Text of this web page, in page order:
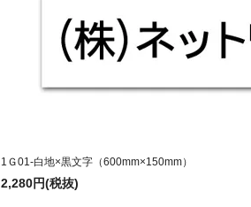
1Ｇ01-白地×黒文字（600mm×150mm）
2,280円(税抜)